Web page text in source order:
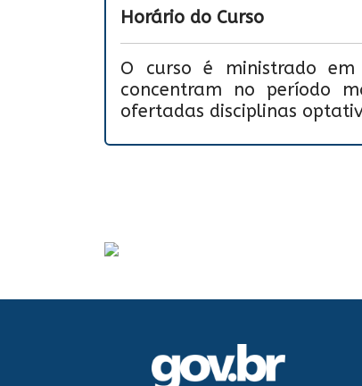
Horário do Curso
O curso é ministrado
concentram no período
ofertadas disciplinas